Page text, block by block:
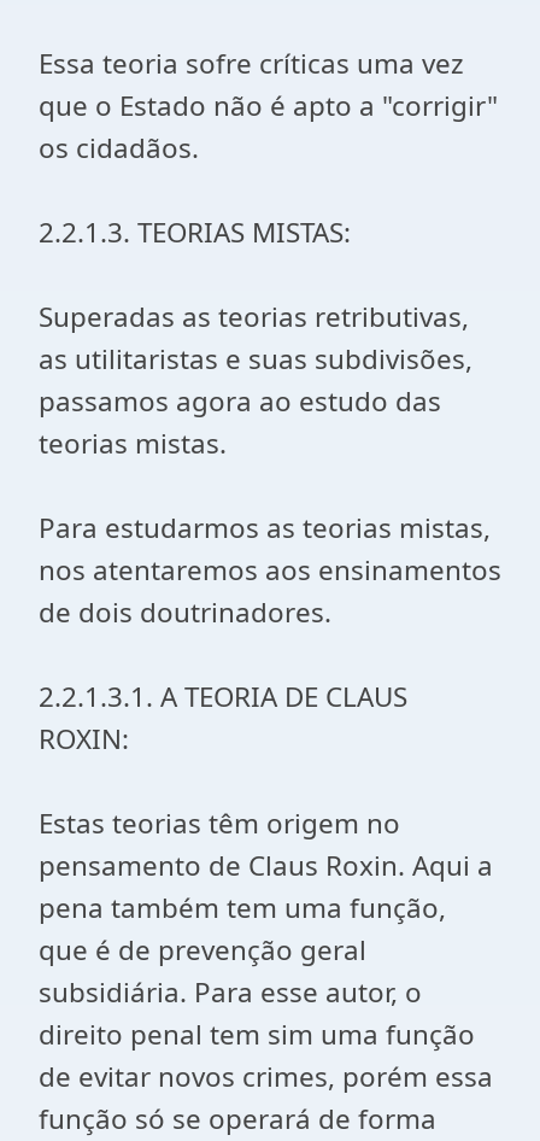
Essa teoria sofre críticas uma vez
que o Estado não é apto a "corrigir"
os cidadãos.
2.2.1.3. TEORIAS MISTAS:
Superadas as teorias retributivas,
as utilitaristas e suas subdivisões,
passamos agora ao estudo das
teorias mistas.
Para estudarmos as teorias mistas,
nos atentaremos aos ensinamentos
de dois doutrinadores.
2.2.1.3.1. A TEORIA DE CLAUS
ROXIN:
Estas teorias têm origem no
pensamento de Claus Roxin. Aqui a
pena também tem uma função,
que é de prevenção geral
subsidiária. Para esse autor, o
direito penal tem sim uma função
de evitar novos crimes, porém essa
função só se operará de forma